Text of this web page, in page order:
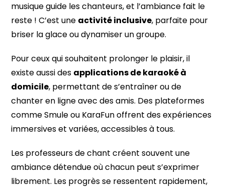
musique guide les chanteurs, et l’ambiance fait le
reste ! C’est une activité inclusive, parfaite pour
briser la glace ou dynamiser un groupe.
Pour ceux qui souhaitent prolonger le plaisir, il
existe aussi des applications de karaoké à
domicile, permettant de s’entraîner ou de
chanter en ligne avec des amis. Des plateformes
comme Smule ou KaraFun offrent des expériences
immersives et variées, accessibles à tous.
Les professeurs de chant créent souvent une
ambiance détendue où chacun peut s’exprimer
librement. Les progrès se ressentent rapidement,